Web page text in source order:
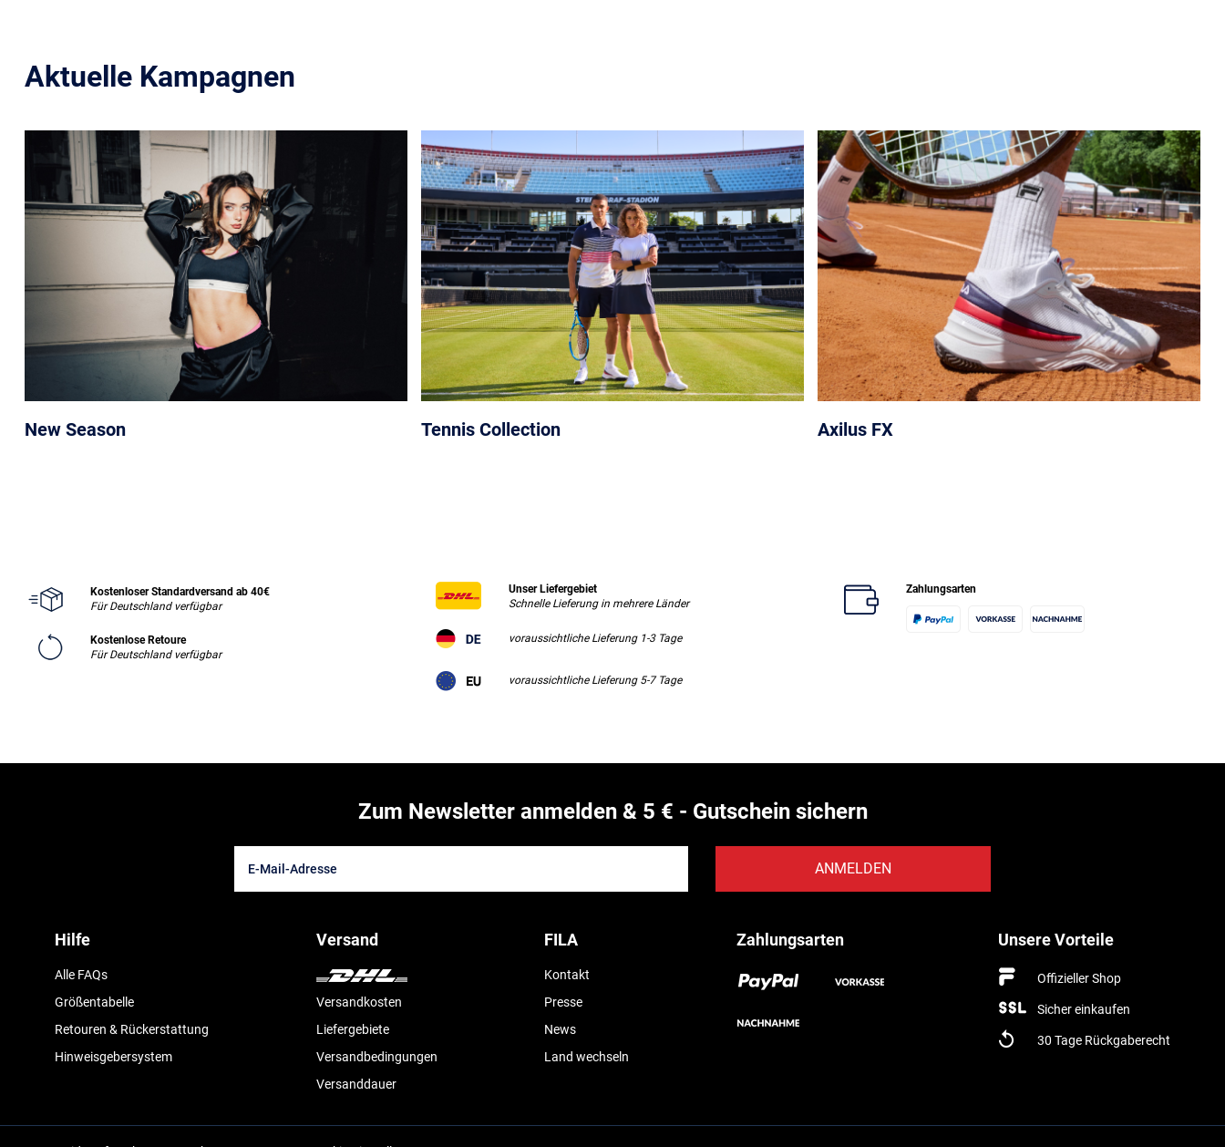
Aktuelle Kampagnen
New Season Tennis Collection Axilus FX
Kostenloser Standardversand ab 40€
Für Deutschland verfügbar
Kostenlose Retoure
Für Deutschland verfügbar
Unser Liefergebiet
Schnelle Lieferung in mehrere Länder
voraussichtliche Lieferung 1-3 Tage
voraussichtliche Lieferung 5-7 Tage
Zahlungsarten
Zum Newsletter anmelden & 5 € - Gutschein sichern
ANMELDEN
Hilfe
Alle FAQs
Größentabelle
Retouren & Rückerstattung
Hinweisgebersystem
Versand
Versandkosten
Liefergebiete
Versandbedingungen
Versanddauer
FILA
Kontakt
Presse
News
Land wechseln
Zahlungsarten Unsere Vorteile
Offizieller Shop
Sicher einkaufen
30 Tage Rückgaberecht